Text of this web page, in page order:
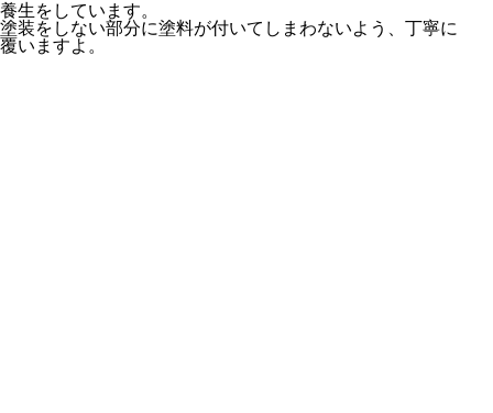
養生をしています。
塗装をしない部分に塗料が付いてしまわないよう、丁寧に
覆いますよ。